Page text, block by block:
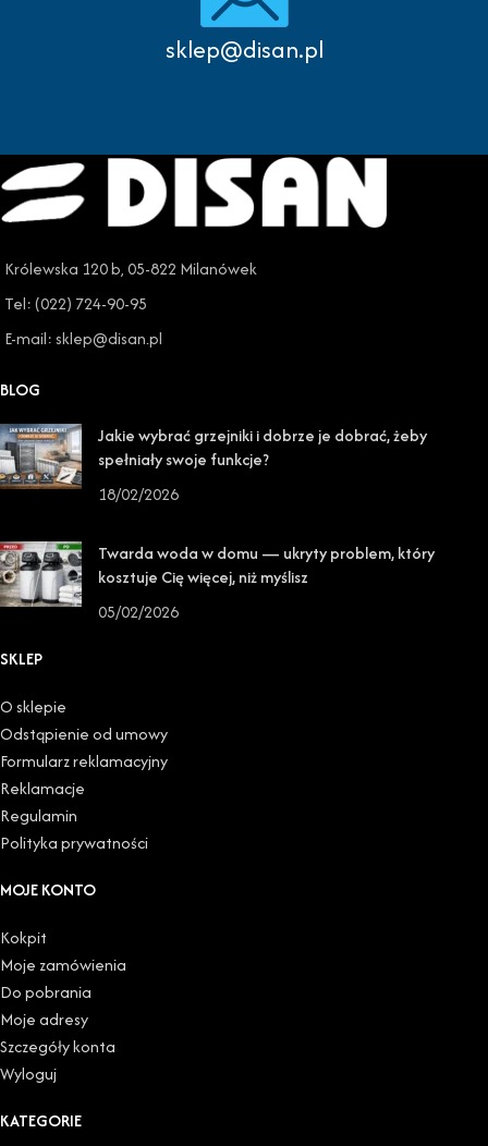
sklep@disan.pl
Królewska 120 b, 05-822 Milanówek
Tel: (022) 724-90-95
E-mail: sklep@disan.pl
BLOG
Jakie wybrać grzejniki i dobrze je dobrać, żeby
spełniały swoje funkcje?
18/02/2026
Twarda woda w domu — ukryty problem, który
kosztuje Cię więcej, niż myślisz
05/02/2026
SKLEP
O sklepie
Odstąpienie od umowy
Formularz reklamacyjny
Reklamacje
Regulamin
Polityka prywatności
MOJE KONTO
Kokpit
Moje zamówienia
Do pobrania
Moje adresy
Szczegóły konta
Wyloguj
KATEGORIE